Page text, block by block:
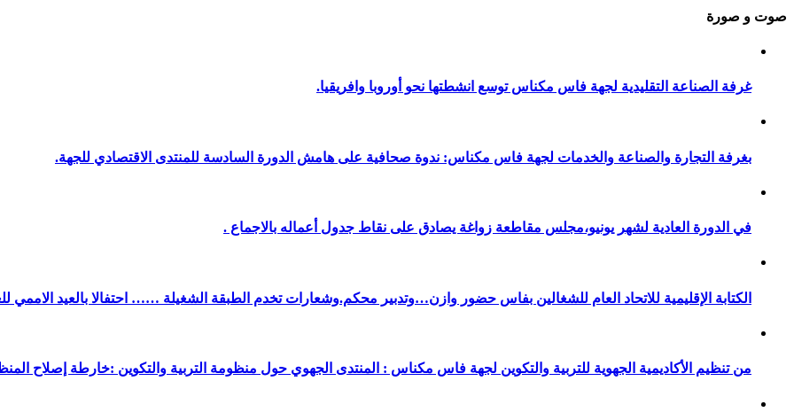
صوت و صورة
غرفة الصناعة التقليدية لجهة فاس مكناس توسع انشطتها نحو أوروبا وافريقيا.
بغرفة التجارة والصناعة والخدمات لجهة فاس مكناس: ندوة صحافية على هامش الدورة السادسة للمنتدى الاقتصادي للجهة.
في الدورة العادية لشهر يونيو،مجلس مقاطعة زواغة يصادق على نقاط جدول أعماله بالاجماع .
الكتابة الإقليمية للاتحاد العام للشغالين بفاس حضور وازن…وتدبير محكم.وشعارات تخدم الطبقة الشغيلة …… احتفالا بالعيد الاممي
من تنظيم الأكاديمية الجهوية للتربية والتكوين لجهة فاس مكناس : المنتدى الجهوي حول منظومة التربية والتكوين :خارطة إصلاح